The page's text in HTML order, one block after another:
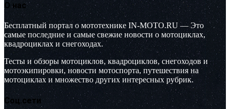
О нас
Бесплатный портал о мототехнике IN-MOTO.RU — Это
самые последние и самые свежие новости о мотоциклах,
квадроциклах и снегоходах.
Тесты и обзоры мотоциклов, квадроциклов, снегоходов и
мотоэкипировки, новости мотоспорта, путешествия на
мотоциклах и множество других интересных рубрик.
Соц.сети